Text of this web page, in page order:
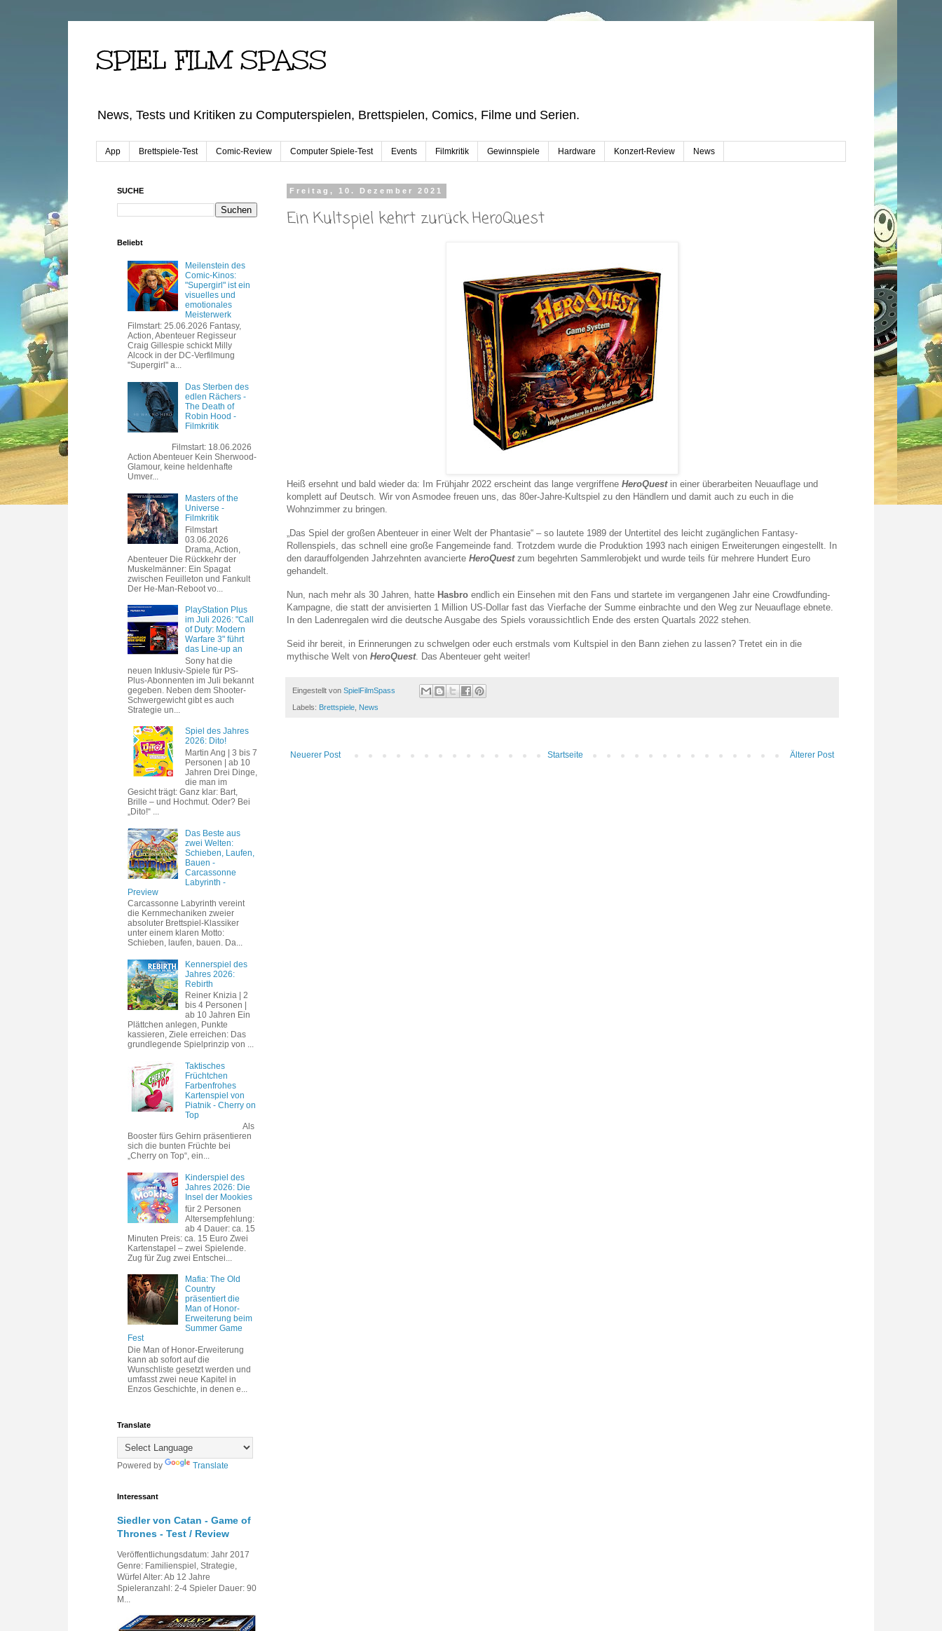
SPIEL FILM SPASS
News, Tests und Kritiken zu Computerspielen, Brettspielen, Comics, Filme und Serien.
App Brettspiele-Test Comic-Review Computer Spiele-Test Events Filmkritik Gewinnspiele Hardware Konzert-Review News
Freitag, 10. Dezember 2021
Ein Kultspiel kehrt zurück HeroQuest
Heiß ersehnt und bald wieder da: Im Frühjahr 2022 erscheint das lange vergriffene HeroQuest in einer überarbeiten Neuauflage und
komplett auf Deutsch. Wir von Asmodee freuen uns, das 80er-Jahre-Kultspiel zu den Händlern und damit auch zu euch in die
Wohnzimmer zu bringen.
„Das Spiel der großen Abenteuer in einer Welt der Phantasie“ – so lautete 1989 der Untertitel des leicht zugänglichen Fantasy-
Rollenspiels, das schnell eine große Fangemeinde fand. Trotzdem wurde die Produktion 1993 nach einigen Erweiterungen eingestellt. In
den darauffolgenden Jahrzehnten avancierte HeroQuestzum begehrten Sammlerobjekt und wurde teils für mehrere Hundert Euro
gehandelt.
Nun, nach mehr als 30 Jahren, hatte Hasbro endlich ein Einsehen mit den Fans und startete im vergangenen Jahr eine Crowdfunding-
Kampagne, die statt der anvisierten 1 Million US-Dollar fast das Vierfache der Summe einbrachte und den Weg zur Neuauflage ebnete.
In den Ladenregalen wird die deutsche Ausgabe des Spiels voraussichtlich Ende des ersten Quartals 2022 stehen.
Seid ihr bereit, in Erinnerungen zu schwelgen oder euch erstmals vom Kultspiel in den Bann ziehen zu lassen? Tretet ein in die
mythische Welt von HeroQuest. Das Abenteuer geht weiter!
Eingestellt von SpielFilmSpass
Labels: Brettspiele, News
Neuerer Post Älterer Post
Startseite
SUCHE
Beliebt
Meilenstein des
Comic-Kinos:
"Supergirl" ist ein
visuelles und
emotionales
Meisterwerk
Filmstart: 25.06.2026 Fantasy,
Action, Abenteuer Regisseur
Craig Gillespie schickt Milly
Alcock in der DC-Verfilmung
"Supergirl" a...
Das Sterben des
edlen Rächers -
The Death of
Robin Hood -
Filmkritik
Filmstart: 18.06.2026
Action Abenteuer Kein Sherwood-
Glamour, keine heldenhafte
Umver...
Masters of the
Universe -
Filmkritik
Filmstart
03.06.2026
Drama, Action,
Abenteuer Die Rückkehr der
Muskelmänner: Ein Spagat
zwischen Feuilleton und Fankult
Der He-Man-Reboot vo...
PlayStation Plus
im Juli 2026: "Call
of Duty: Modern
Warfare 3" führt
das Line-up an
Sony hat die
neuen Inklusiv-Spiele für PS-
Plus-Abonnenten im Juli bekannt
gegeben. Neben dem Shooter-
Schwergewicht gibt es auch
Strategie un...
Spiel des Jahres
2026: Dito!
Martin Ang | 3 bis 7
Personen | ab 10
Jahren Drei Dinge,
die man im
Gesicht trägt: Ganz klar: Bart,
Brille – und Hochmut. Oder? Bei
„Dito!“ ...
Das Beste aus
zwei Welten:
Schieben, Laufen,
Bauen -
Carcassonne
Labyrinth -
Preview
Carcassonne Labyrinth vereint
die Kernmechaniken zweier
absoluter Brettspiel-Klassiker
unter einem klaren Motto:
Schieben, laufen, bauen. Da...
Kennerspiel des
Jahres 2026:
Rebirth
Reiner Knizia | 2
bis 4 Personen |
ab 10 Jahren Ein
Plättchen anlegen, Punkte
kassieren, Ziele erreichen: Das
grundlegende Spielprinzip von ...
Taktisches
Früchtchen
Farbenfrohes
Kartenspiel von
Piatnik - Cherry on
Top
Als
Booster fürs Gehirn präsentieren
sich die bunten Früchte bei
„Cherry on Top“, ein...
Kinderspiel des
Jahres 2026: Die
Insel der Mookies
für 2 Personen
Altersempfehlung:
ab 4 Dauer: ca. 15
Minuten Preis: ca. 15 Euro Zwei
Kartenstapel – zwei Spielende.
Zug für Zug zwei Entschei...
Mafia: The Old
Country
präsentiert die
Man of Honor-
Erweiterung beim
Summer Game
Fest
Die Man of Honor-Erweiterung
kann ab sofort auf die
Wunschliste gesetzt werden und
umfasst zwei neue Kapitel in
Enzos Geschichte, in denen e...
Translate
Powered by Translate
Interessant
Siedler von Catan - Game of
Thrones - Test / Review
Veröffentlichungsdatum: Jahr 2017
Genre: Familienspiel, Strategie,
Würfel Alter: Ab 12 Jahre
Spieleranzahl: 2-4 Spieler Dauer: 90
M...